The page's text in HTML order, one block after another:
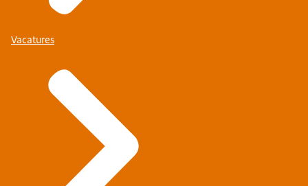
Vacatures